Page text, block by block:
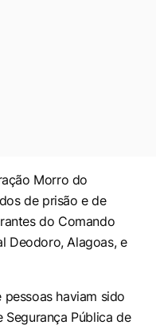
Morro do
de prisão e de
do Comando
Deodoro, Alagoas, e
haviam sido
Segurança Pública de